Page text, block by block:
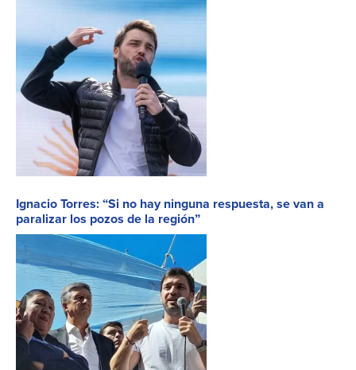
Ignacio Torres: “Si no hay ninguna respuesta, se van a
paralizar los pozos de la región”